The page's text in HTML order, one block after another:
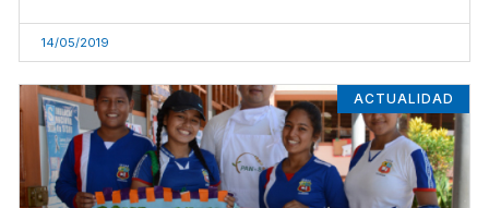
14/05/2019
ACTUALIDAD